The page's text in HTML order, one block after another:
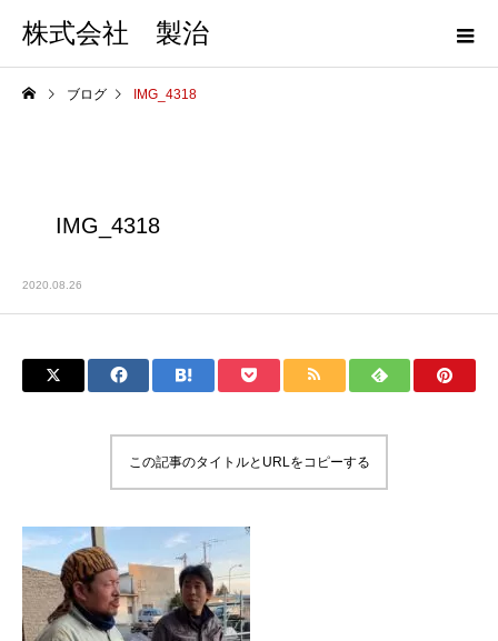
株式会社 製治
ブログ IMG_4318
IMG_4318
2020.08.26
この記事のタイトルとURLをコピーする